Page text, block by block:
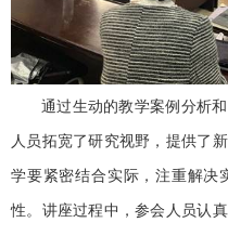
通过生动的教学案例分析
人员拓宽了研究视野，提供了
学要紧密结合实际，注重解决
性。讲座过程中，参会人员认